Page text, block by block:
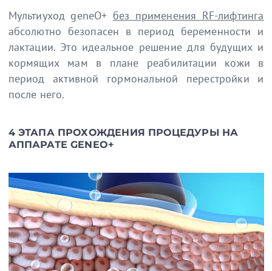
Мультиуход geneО+ без применения RF-лифтинга
абсолютно безопасен в период беременности и
лактации. Это идеальное решение для будущих и
кормящих мам в плане реабилитации кожи в
период активной гормональной перестройки и
после него.
4 ЭТАПА ПРОХОЖДЕНИЯ ПРОЦЕДУРЫ НА
АППАРАТЕ GENEO+